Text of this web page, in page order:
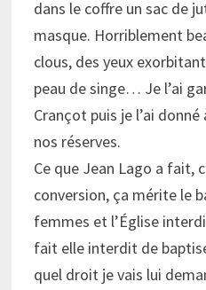
dans le coffre un sac de
masque. Horriblement
clous, des yeux
peau de singe… Je l’ai
Crançot puis je l’ai
nos réserves.
Ce que Jean Lago a fait,
conversion, ça mérite le
femmes et l’Église
fait elle interdit de
quel droit je vais lui